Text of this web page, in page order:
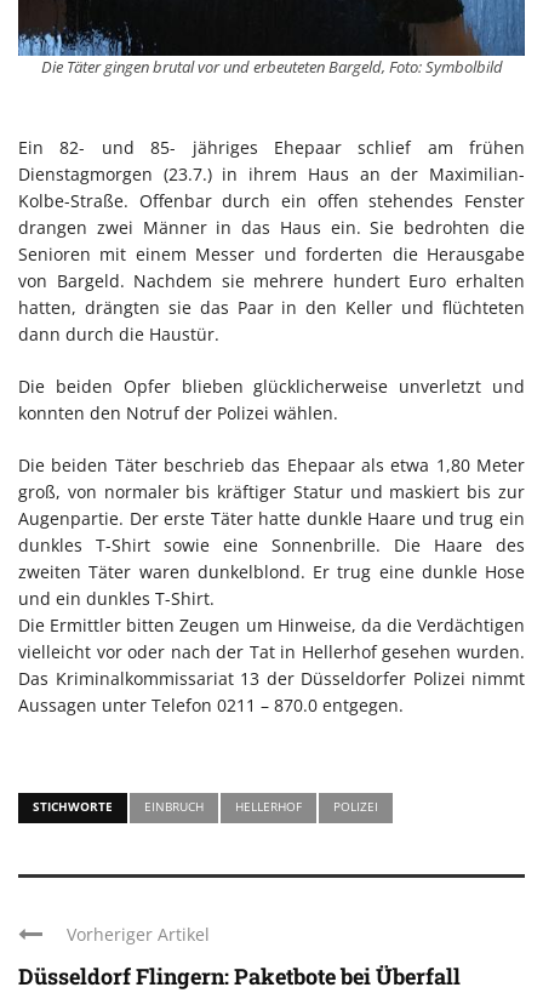
Die Täter gingen brutal vor und erbeuteten Bargeld, Foto: Symbolbild
Ein 82- und 85- jähriges Ehepaar schlief am frühen
Dienstagmorgen (23.7.) in ihrem Haus an der Maximilian-
Kolbe-Straße. Offenbar durch ein offen stehendes Fenster
drangen zwei Männer in das Haus ein. Sie bedrohten die
Senioren mit einem Messer und forderten die Herausgabe
von Bargeld. Nachdem sie mehrere hundert Euro erhalten
hatten, drängten sie das Paar in den Keller und flüchteten
dann durch die Haustür.
Die beiden Opfer blieben glücklicherweise unverletzt und
konnten den Notruf der Polizei wählen.
Die beiden Täter beschrieb das Ehepaar als etwa 1,80 Meter
groß, von normaler bis kräftiger Statur und maskiert bis zur
Augenpartie. Der erste Täter hatte dunkle Haare und trug ein
dunkles T-Shirt sowie eine Sonnenbrille. Die Haare des
zweiten Täter waren dunkelblond. Er trug eine dunkle Hose
und ein dunkles T-Shirt.
Die Ermittler bitten Zeugen um Hinweise, da die Verdächtigen
vielleicht vor oder nach der Tat in Hellerhof gesehen wurden.
Das Kriminalkommissariat 13 der Düsseldorfer Polizei nimmt
Aussagen unter Telefon 0211 – 870.0 entgegen.
STICHWORTE EINBRUCH HELLERHOF POLIZEI
Vorheriger Artikel
Düsseldorf Flingern: Paketbote bei Überfall